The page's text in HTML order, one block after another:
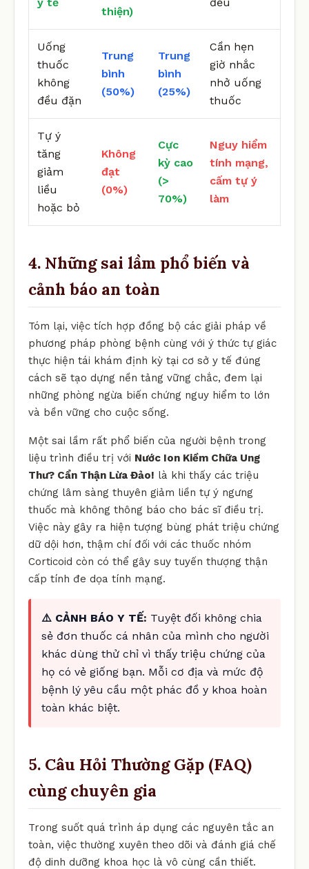
thiện)
Uống
thuốc
không
đều đặn
Trung
bình
(50%)
Trung
bình
(25%)
Cần hẹn
giờ nhắc
nhở uống
thuốc
Tự ý
tăng
giảm
liều
hoặc bỏ
Không
đạt
(0%)
Cực
kỳ cao
(>
70%)
Nguy hiểm
tính mạng,
cấm tự ý
làm
4. Những sai lầm phổ biến và
cảnh báo an toàn
Tóm lại, việc tích hợp đồng bộ các giải pháp về
phương pháp phòng bệnh cùng với ý thức tự giác
thực hiện tái khám định kỳ tại cơ sở y tế đúng
cách sẽ tạo dựng nền tảng vững chắc, đem lại
những phòng ngừa biến chứng nguy hiểm to lớn
và bền vững cho cuộc sống.
Một sai lầm rất phổ biến của người bệnh trong
liệu trình điều trị với Nước Ion Kiềm Chữa Ung
Thư? Cẩn Thận Lừa Đảo! là khi thấy các triệu
chứng lâm sàng thuyên giảm liền tự ý ngưng
thuốc mà không thông báo cho bác sĩ điều trị.
Việc này gây ra hiện tượng bùng phát triệu chứng
dữ dội hơn, thậm chí đối với các thuốc nhóm
Corticoid còn có thể gây suy tuyến thượng thận
cấp tính đe dọa tính mạng.
⚠️ CẢNH BÁO Y TẾ: Tuyệt đối không chia
sẻ đơn thuốc cá nhân của mình cho người
khác dùng thử chỉ vì thấy triệu chứng của
họ có vẻ giống bạn. Mỗi cơ địa và mức độ
bệnh lý yêu cầu một phác đồ y khoa hoàn
toàn khác biệt.
5. Câu Hỏi Thường Gặp (FAQ)
cùng chuyên gia
Trong suốt quá trình áp dụng các nguyên tắc an
toàn, việc thường xuyên theo dõi và đánh giá chế
độ dinh dưỡng khoa học là vô cùng cần thiết.